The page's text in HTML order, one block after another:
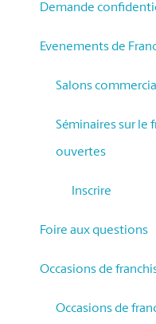
Demande
Evenements de
Salons
Séminaires sur le
ouvertes
Inscrire
Foire aux questions
Occasions de
Occasions de